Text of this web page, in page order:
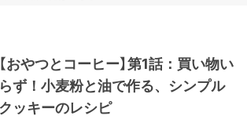
【おやつとコーヒー】第1話：買い物い
らず！小麦粉と油で作る、シンプル
クッキーのレシピ